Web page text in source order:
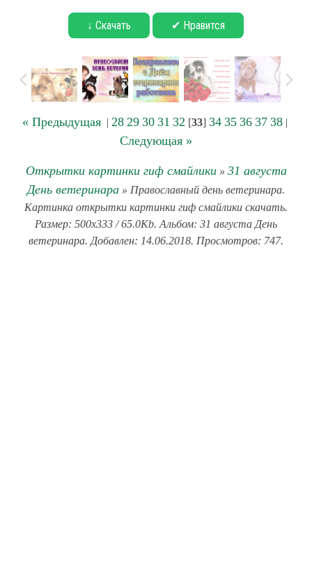
↓ Скачать ✔ Нравится
« Предыдущая| 28 29 30 31 32 [33] 34 35 36 37 38|
Следующая »
Открытки картинки гиф смайлики» 31 августа
День ветеринара » Православный день ветеринара.
Картинка открытки картинки гиф смайлики скачать.
Размер: 500x333 / 65.0Kb. Альбом: 31 августа День
ветеринара. Добавлен: 14.06.2018. Просмотров: 747.